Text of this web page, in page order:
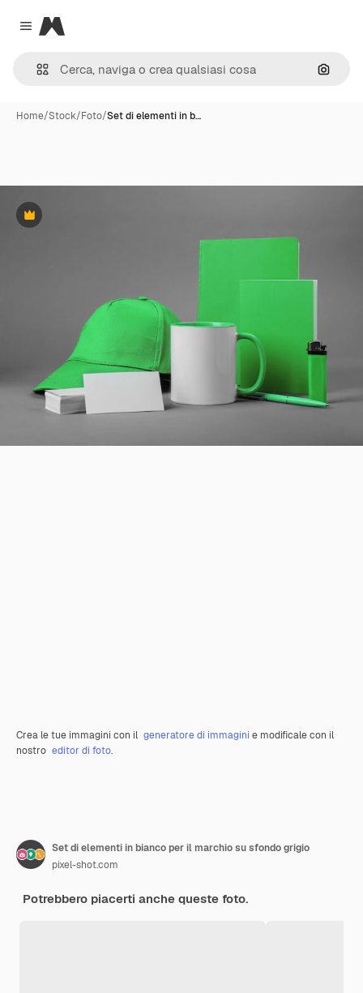
Close menu
Magnific
Cerca
Home/Stock/Foto/Set di elementi in b…
Premium
Crea le tue immagini con il generatore di immagini e modificale con il
nostro editor di foto.
Set di elementi in bianco per il marchio su sfondo grigio
pixel-shot.com
Potrebbero piacerti anche queste foto.